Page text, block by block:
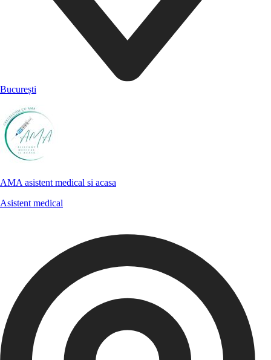
București
AMA asistent medical si acasa
Asistent medical